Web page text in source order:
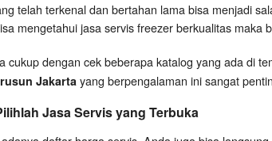
telah terkenal dan bertahan lama bisa menjadi
mengetahui jasa servis freezer berkualitas maka
cukup dengan cek beberapa katalog yang ada di
Jakarta yang berpengalaman ini sangat
Jasa Servis yang Terbuka